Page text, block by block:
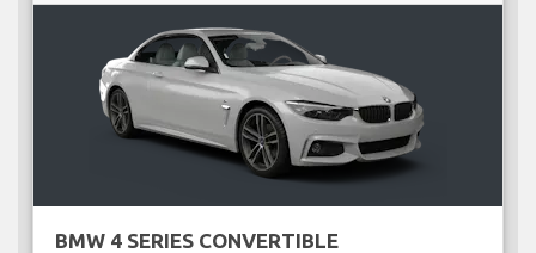
BMW 4 SERIES CONVERTIBLE